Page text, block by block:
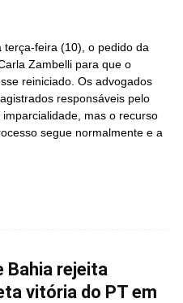
terça-feira (10), o pedido da
Zambelli para que o
reiniciado. Os advogados
responsáveis pelo
mas o recurso
segue normalmente e a
Bahia rejeita
vitória do PT em